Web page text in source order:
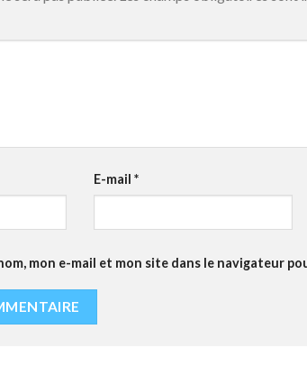
E-mail *
mon e-mail et mon site dans le navigateur